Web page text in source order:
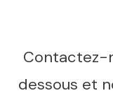
Contactez-
dessous et